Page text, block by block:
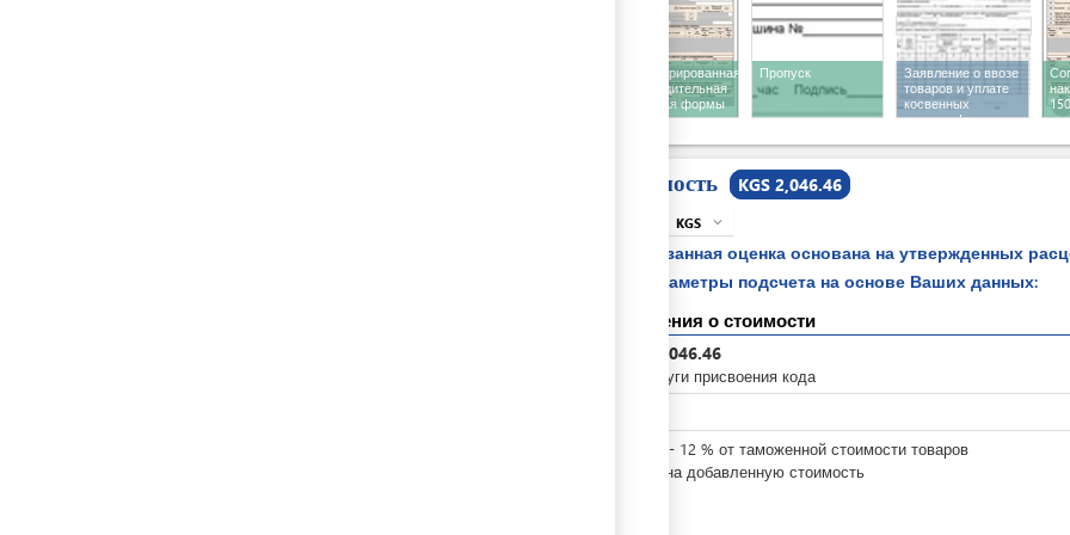
Зарегистрированная
сопроводительная
накладная формы
Пропуск
Заявление о ввозе
товаров и уплате
косвенных
налогов формы
Стоимость KGS 2,046.46
KGS expand_more
Указанная оценка основана на утвержденных
параметры подсчета на основе Ваших данных:
Сведения о стоимости
2,046.46
За услуги присвоения кода
- 12 % от таможенной стоимости товаров
Налог на добавленную стоимость